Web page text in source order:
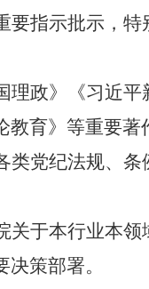
要指示批示，
理政》《习近
教育》等重要著
类党纪法规、
关于本行业本
策部署。